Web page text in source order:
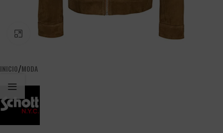
PINCHA PARA AGRANDAR
INICIO/MODA